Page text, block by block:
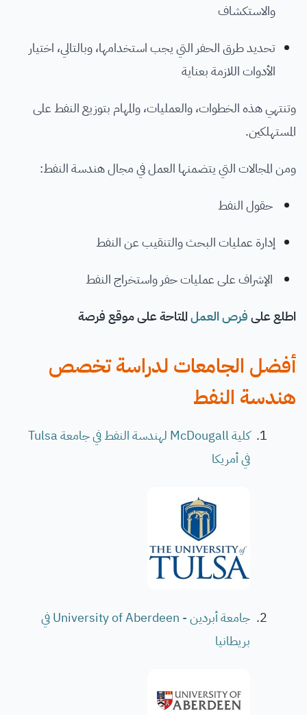
والاستكشاف
تحديد طرق الحفر التي يجب استخدامها، وبالتالي، اختيار
الأدوات اللازمة بعناية
وتنتهي هذه الخطوات، والعمليات، والمهام بتوزيع النفط على
المستهلكين.
ومن المجالات التي يتضمنها العمل في مجال هندسة النفط:
حقول النفط
إدارة عمليات البحث والتنقيب عن النفط
الإشراف على عمليات حفر واستخراج النفط
اطلع علىفرص العملالمتاحة على موقع فرصة
أفضل الجامعات لدراسة تخصص
هندسة النفط
كلية McDougall لهندسة النفط في جامعة Tulsa
في أمريكا
جامعة أبردين - University of Aberdeen في
بريطانيا